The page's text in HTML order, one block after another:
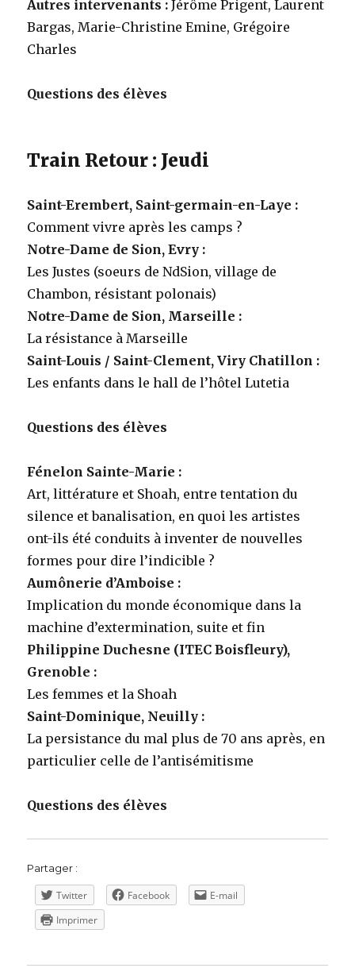
Autres intervenants : Jérôme Prigent, Laurent
Bargas, Marie-Christine Emine, Grégoire
Charles
Questions des élèves
Train Retour : Jeudi
Saint-Erembert, Saint-germain-en-Laye :
Comment vivre après les camps ?
Notre-Dame de Sion, Evry :
Les Justes (soeurs de NdSion, village de
Chambon, résistant polonais)
Notre-Dame de Sion, Marseille :
La résistance à Marseille
Saint-Louis / Saint-Clement, Viry Chatillon :
Les enfants dans le hall de l’hôtel Lutetia
Questions des élèves
Fénelon Sainte-Marie :
Art, littérature et Shoah, entre tentation du
silence et banalisation, en quoi les artistes
ont-ils été conduits à inventer de nouvelles
formes pour dire l’indicible ?
Aumônerie d’Amboise :
Implication du monde économique dans la
machine d’extermination, suite et fin
Philippine Duchesne (ITEC Boisfleury),
Grenoble :
Les femmes et la Shoah
Saint-Dominique, Neuilly :
La persistance du mal plus de 70 ans après, en
particulier celle de l’antisémitisme
Questions des élèves
Partager :
Twitter Facebook
E-mail
Imprimer